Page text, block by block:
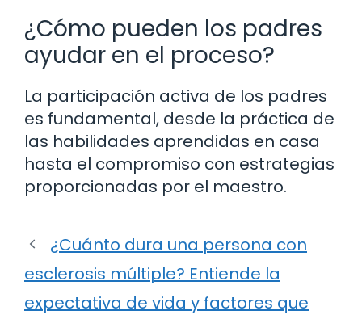
¿Cómo pueden los padres
ayudar en el proceso?
La participación activa de los padres
es fundamental, desde la práctica de
las habilidades aprendidas en casa
hasta el compromiso con estrategias
proporcionadas por el maestro.
¿Cuánto dura una persona con
esclerosis múltiple? Entiende la
expectativa de vida y factores que